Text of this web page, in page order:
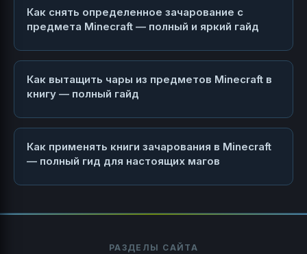
Как снять определенное зачарование с
предмета Minecraft — полный и яркий гайд
Как вытащить чары из предметов Minecraft в
книгу — полный гайд
Как применять книги зачарования в Minecraft
— полный гид для настоящих магов
РАЗДЕЛЫ САЙТА